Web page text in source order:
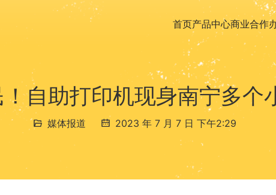
首页产品中心商业合作
自助打印机现身南宁多个
媒体报道 2023 年 7 月 7 日 下午2:29